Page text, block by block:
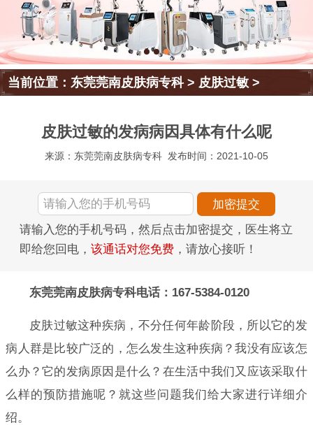
当前位置：东莞莞南皮肤病专科> 皮肤过敏 >
皮肤过敏的发病病因具体有什么呢
来源：东莞莞南皮肤病专科 发布时间：2021-10-05
请输入您的手机号码，然后点击加密提交，医生将立
即给您回电， 该通话对您免费 ，请放心接听！
东莞莞南皮肤病专科电话：167-5384-0120
皮肤过敏这种疾病，不分任何年龄阶段，所以它的发
病人群是比较广泛的，怎么发生这种疾病？我没有应该怎
么办？它的发病原因是什么？在生活中我们又应该采取什
么样的预防措施呢？就这些问题我们给大家进行详细介
绍。